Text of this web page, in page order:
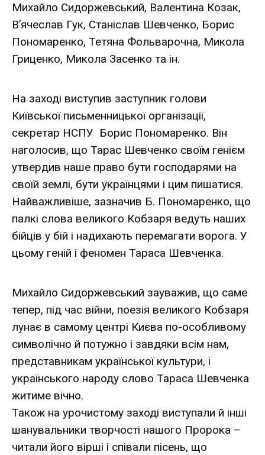
Михайло Сидоржевський, Валентина Козак,
В’ячеслав Гук, Станіслав Шевченко, Борис
Пономаренко, Тетяна Фольварочна, Микола
Гриценко, Микола Засенко та ін.
На заході виступив заступник голови
Київської письменницької організації,
секретар НСПУ Борис Пономаренко. Він
наголосив, що Тарас Шевченко своїм генієм
утвердив наше право бути господарями на
своїй землі, бути українцями і цим пишатися.
Найважливіше, зазначив Б. Пономаренко, що
палкі слова великого Кобзаря ведуть наших
бійців у бій і надихають перемагати ворога. У
цьому геній і феномен Тараса Шевченка.
Михайло Сидоржевський зауважив, що саме
тепер, під час війни, поезія великого Кобзаря
лунає в самому центрі Києва по-особливому
символічно й потужно і завдяки всім нам,
представникам української культури, і
українського народу слово Тараса Шевченка
житиме вічно.
Також на урочистому заході виступали й інші
шанувальники творчості нашого Пророка –
читали його вірші і співали пісень, що